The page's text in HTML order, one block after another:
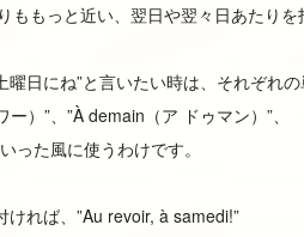
ももっと近い、翌日や翌々日あたりを
曜日にね”と言いたい時は、それぞれの
）”、”À demain（ア ドゥマン）”、
った風に使うわけです。
ければ、”Au revoir, à samedi!”